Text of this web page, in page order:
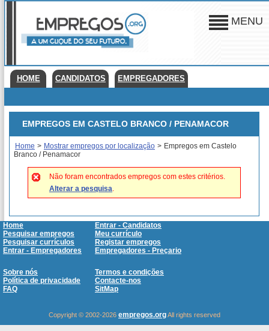
MENU
HOME CANDIDATOS EMPREGADORES
EMPREGOS EM CASTELO BRANCO / PENAMACOR
Home > Mostrar empregos por localização > Empregos em Castelo
Branco / Penamacor
Não foram encontrados empregos com estes critérios.
Alterar a pesquisa.
Home
Entrar - Candidatos
Pesquisar empregos
Meu currículo
Pesquisar currículos
Registar empregos
Entrar - Empregadores
Empregadores - Preçario
Sobre nós
Termos e condições
Política de privacidade
Contacte-nos
FAQ
SitMap
Copyright © 2002-2026 empregos.orgAll rights reserved